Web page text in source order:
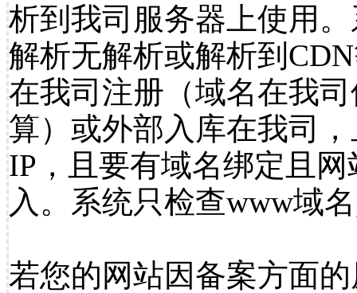
析到我司服务器上使用
解析无解析或解析到
在我司注册（域名在我
算）或外部入库在我司
IP，且要有域名绑定且
入。系统只检查www域
若您的网站因备案方面